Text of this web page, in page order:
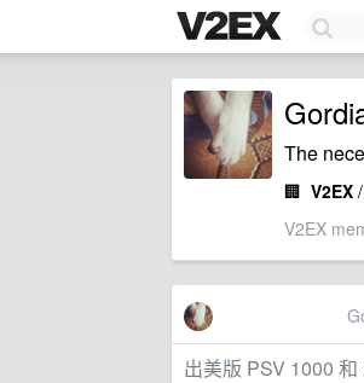
The
🏢 V2EX
V2EX
出美版 PSV 1000